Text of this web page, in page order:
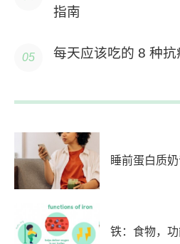
指南
每天应该吃的 8 种抗
睡前蛋白质
铁：食物，